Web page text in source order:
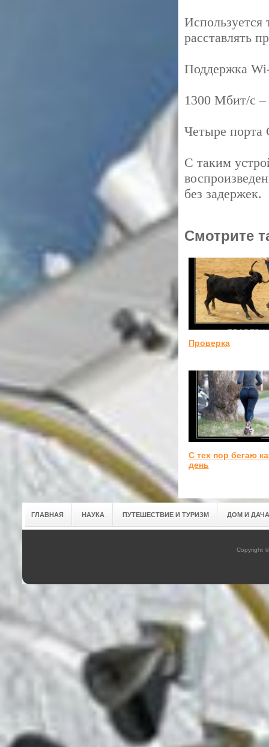
Используется
расставлять
Поддержка
1300 Мбит/с –
Четыре порта
С таким
без задержек.
Смотрите
Проверка
С тех пор бегаю
день
ГЛАВНАЯ НАУКА ПУТЕШЕСТВИЕ И ТУРИЗМ ДОМ И ДАЧА
Copyright